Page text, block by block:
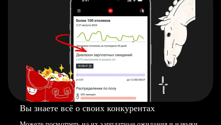
Вы знаете всё о своих конкурентах